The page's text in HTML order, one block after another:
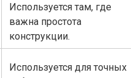
Используется там, где
важна простота
конструкции.
Используется для точных